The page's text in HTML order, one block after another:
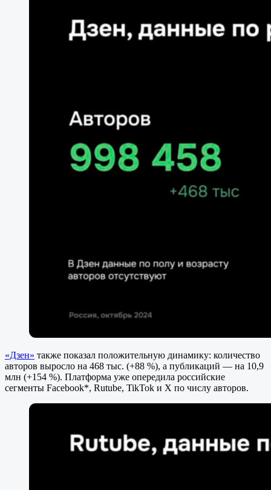
«Дзен» также показал положительную динамику: количество
авторов выросло на 468 тыс. (+88 %), а публикаций — на 10,9
млн (+154 %). Платформа уже опередила российские
сегменты Facebook*, Rutube, TikTok и X по числу авторов.